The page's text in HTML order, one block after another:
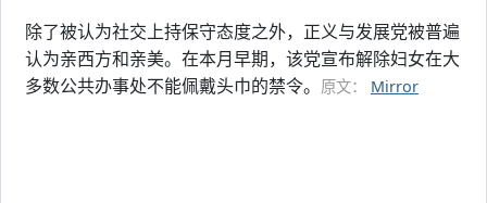
除了被认为社交上持保守态度之外，正义与发展党被普遍
认为亲西方和亲美。在本月早期，该党宣布解除妇女在大
多数公共办事处不能佩戴头巾的禁令。 原文： Mirror